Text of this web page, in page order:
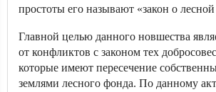
простоты его называют «закон о
Главной целью данного новшества
от конфликтов с законом тех
которые имеют пересечение
землями лесного фонда. По данному